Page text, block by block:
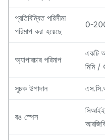
প্রতিবিম্বিত পরিসীমা
পরিমাপ করা হয়েছে
0-
অ্যাপারচার পরিমাপ
একটি
মিমি /
সূচক উপাদান
রঙ স্পেস